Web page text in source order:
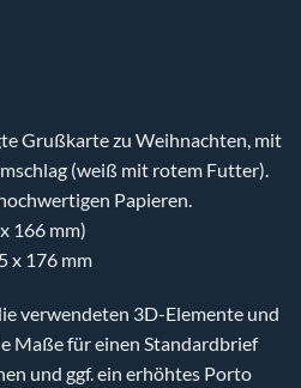
Grußkarte zu Weihnachten, mit
(weiß mit rotem Futter).
Papieren.
166 mm)
x 176 mm
verwendeten 3D-Elemente und
Maße für einen Standardbrief
und ggf. ein erhöhtes Porto